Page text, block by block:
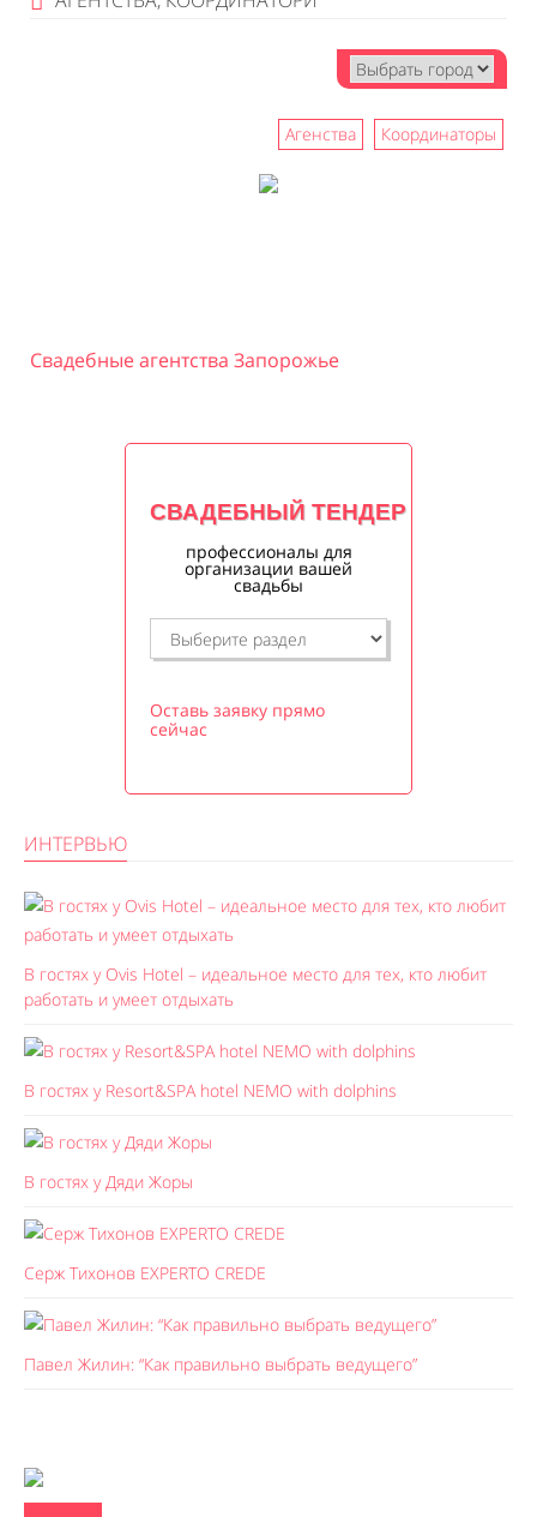
Агенства Координаторы
Свадебные агентства Запорожье
СВАДЕБНЫЙ ТЕНДЕР
профессионалы для
организации вашей
свадьбы
Оставь заявку прямо
сейчас
ИНТЕРВЬЮ
В гостях у Ovis Hotel – идеальное место для тех, кто любит
работать и умеет отдыхать
В гостях у Resort&SPA hotel NEMO with dolphins
В гостях у Дяди Жоры
Серж Тихонов EXPERTO CREDE
Павел Жилин: “Как правильно выбрать ведущего”